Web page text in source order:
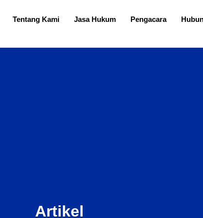
Tentang Kami Jasa Hukum Pengacara
Artikel